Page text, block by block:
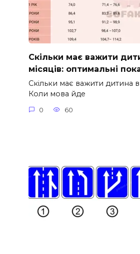
Скільки має важити
місяців: оптимальні
Скільки має важити дитина в
Коли мова йде
0 60